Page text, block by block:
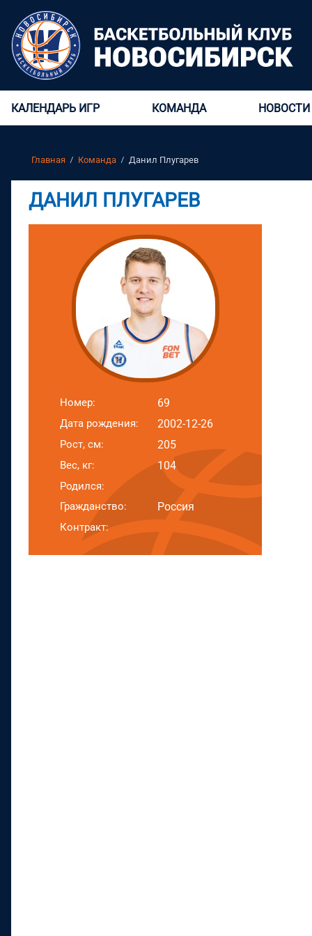
КАЛЕНДАРЬ ИГР КОМАНДА НОВОСТИ
Главная Команда Данил Плугарев
ДАНИЛ ПЛУГАРЕВ
Номер: 69
Дата рождения: 2002-12-26
Рост, см: 205
Вес, кг: 104
Родился:
Гражданство:
Россия
Контракт: